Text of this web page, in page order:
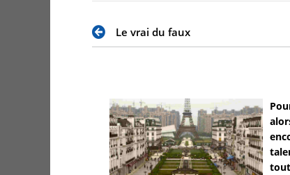
Le vrai du faux